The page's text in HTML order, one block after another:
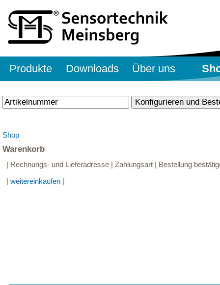
Produkte Downloads Über uns
Shop
Warenkorb
| Rechnungs- und Lieferadresse | Zahlungsart | Bestellung
| weitereinkaufen |